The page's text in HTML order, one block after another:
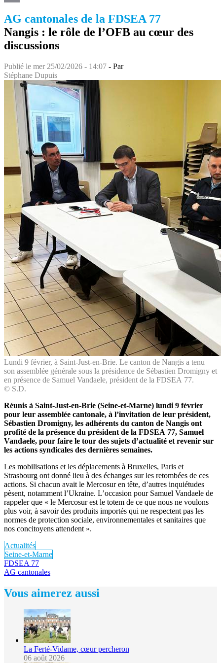
AG cantonales de la FDSEA 77
Nangis : le rôle de l’OFB au cœur des
discussions
Publié le mer 25/02/2026 - 14:07 - Par
Stéphane Dupuis
Lundi 9 février, à Saint-Just-en-Brie. Le canton de Nangis a tenu
son assemblée générale sous la présidence de Sébastien Dromigny et
en présence de Samuel Vandaele, président de la FDSEA 77.
© S.D.
Réunis à Saint-Just-en-Brie (Seine-et-Marne) lundi 9 février
pour leur assemblée cantonale, à l’invitation de leur président,
Sébastien Dromigny, les adhérents du canton de Nangis ont
profité de la présence du président de la FDSEA 77, Samuel
Vandaele, pour faire le tour des sujets d’actualité et revenir sur
les actions syndicales des dernières semaines.
Les mobilisations et les déplacements à Bruxelles, Paris et
Strasbourg ont donné lieu à des échanges sur les retombées de ces
actions. Si chacun avait le Mercosur en tête, d’autres inquiétudes
pèsent, notamment l’Ukraine. L’occasion pour Samuel Vandaele de
rappeler que « le Mercosur est le totem de ce que nous ne voulons
plus voir, à savoir des produits importés qui ne respectent pas les
normes de protection sociale, environnementales et sanitaires que
nos concitoyens attendent ».
Actualités
Seine-et-Marne
FDSEA 77
AG cantonales
Vous aimerez aussi
La Ferté-Vidame, cœur percheron
06 août 2026